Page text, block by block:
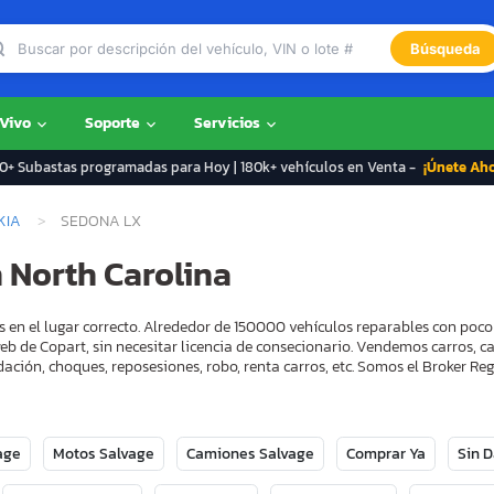
Búsqueda
Soporte Servicios
Subastas programadas para Hoy | 180k+ vehículos en Venta - ¡Únete
SEDONA LX
North Carolina
el lugar correcto. Alrededor de 150000 vehículos reparables con
Copart, sin necesitar licencia de consecionario. Vendemos carros,
choques, reposesiones, robo, renta carros, etc. Somos el Broker
Motos Salvage Camiones Salvage Comprar Ya Sin